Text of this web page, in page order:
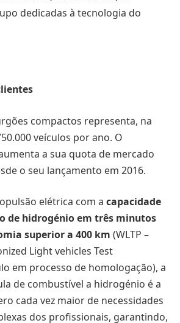
dedicadas à tecnologia do
compactos representa, na
veículos por ano. O
a sua quota de mercado
o seu lançamento em 2016.
elétrica com a capacidade
de hidrogénio em três minutos
superior a 400 km (WLTP –
Light vehicles Test
em processo de homologação), a
de combustível a hidrogénio é a
cada vez maior de necessidades
dos profissionais, garantindo,